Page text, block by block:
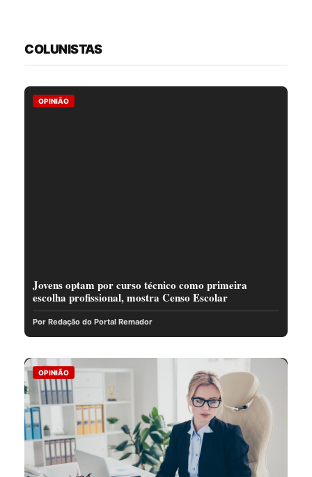
COLUNISTAS
OPINIÃO
Jovens optam por curso técnico como primeira
escolha profissional, mostra Censo Escolar
Por Redação do Portal Remador
OPINIÃO